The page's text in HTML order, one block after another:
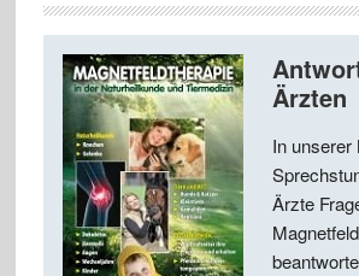
Ärzten
In unserer
Ärzte